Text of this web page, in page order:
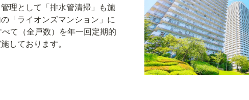
理として「排水管清掃」も施
「ライオンズマンション」に
て（全戸数）を年一回定期的
しております。